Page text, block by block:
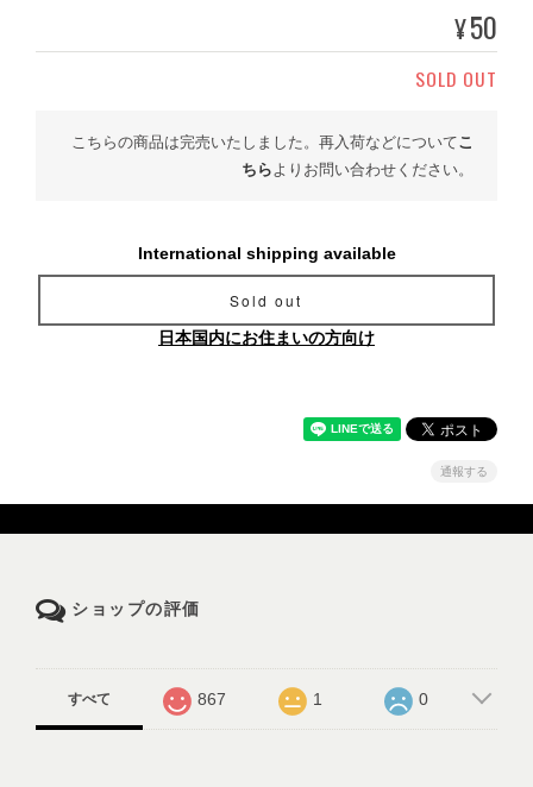
¥50
SOLD OUT
こちらの商品は完売いたしました。再入荷などについてこ
ちらよりお問い合わせください。
International shipping available
Sold out
日本国内にお住まいの方向け
通報する
ショップの評価
すべて 867 1 0